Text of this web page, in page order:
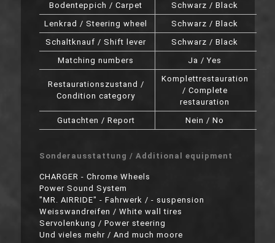
Bodenteppich / Carpet
Schwarz / Black
Lenkrad / Steering wheel
Schwarz / Black
Schaltknauf / Shift lever
Schwarz / Black
Matching numbers
Ja / Yes
Restaurationszustand /
Condition category
Komplettrestauration
/ Complete
restauration
Gutachten / Report
Nein / No
Sonderausstattung / Additional equipment
CHARGER - Chrome Wheels
Power Sound System
"MR. AIRRIDE" - Fahrwerk / - suspension
Weisswandreifen / White wall tires
Servolenkung / Power steering
Und vieles mehr / And much moore